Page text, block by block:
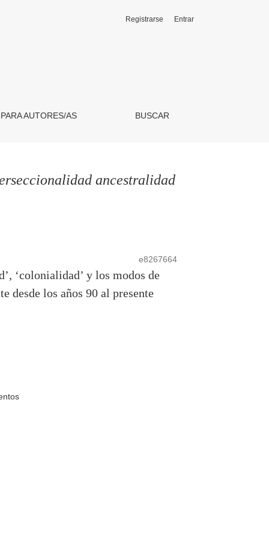
AUTORES/AS BUSCAR
Registrarse Entrar
ancestralidad
e8267664
‘colonialidad’ y los modos de
desde los años 90 al presente